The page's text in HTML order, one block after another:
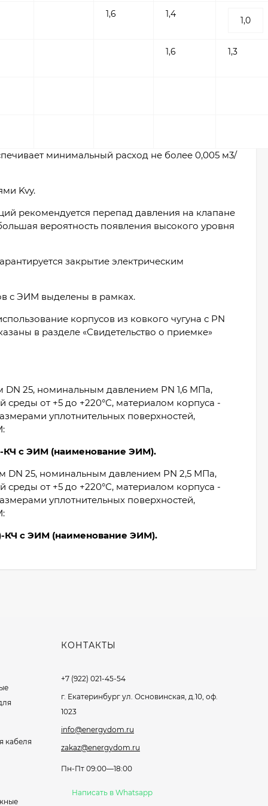
1,6 1,4
1,0
1,6 1,3
минимальный расход не более 0,005 м3/
Kvy.
рекомендуется перепад давления на клапане
вероятность появления высокого уровня
закрытие электрическим
с ЭИМ выделены в рамках.
корпусов из ковкого чугуна с PN
в разделе «Свидетельство о приемке»
25, номинальным давлением PN 1,6 МПа,
среды от +5 до +220°С, материалом корпуса -
уплотнительных поверхностей,
КЧ с ЭИМ (наименование ЭИМ).
25, номинальным давлением PN 2,5 МПа,
среды от +5 до +220°С, материалом корпуса -
уплотнительных поверхностей,
КЧ с ЭИМ (наименование ЭИМ).
кабеля
КОНТАКТЫ
+7 (922) 021-45-54
г. Екатеринбург ул. Основинская, д.10, оф.
1023
info@energydom.ru
zakaz@energydom.ru
Пн-Пт 09:00—18:00
Написать в Whatsapp